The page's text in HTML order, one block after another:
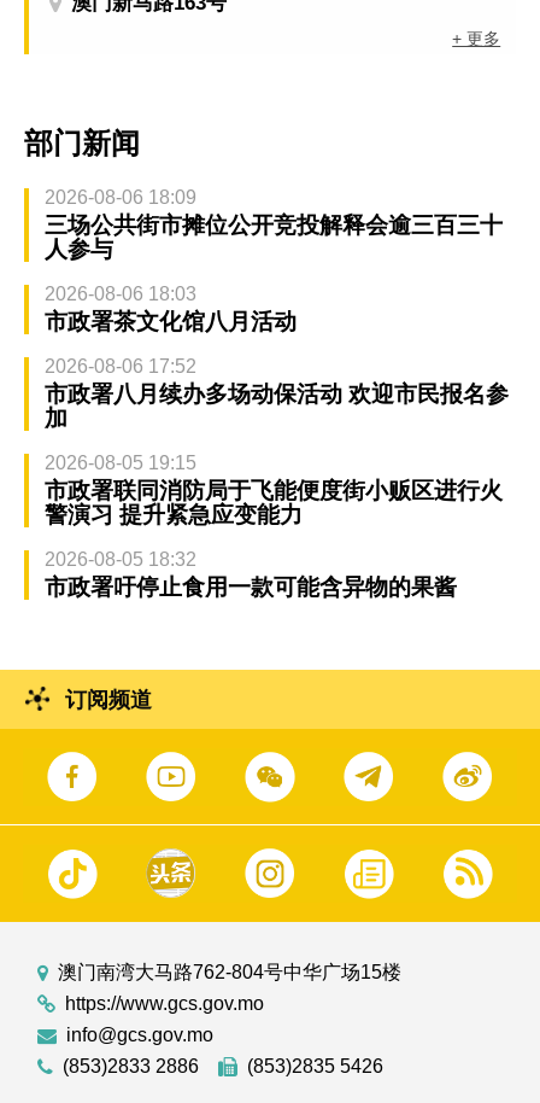
+ 更多
部门新闻
2026-08-06 18:09
三场公共街市摊位公开竞投解释会逾三百三十
人参与
2026-08-06 18:03
市政署茶文化馆八月活动
2026-08-06 17:52
市政署八月续办多场动保活动 欢迎市民报名参
加
2026-08-05 19:15
市政署联同消防局于飞能便度街小贩区进行火
警演习 提升紧急应变能力
2026-08-05 18:32
市政署吁停止食用一款可能含异物的果酱
订阅频道
澳门南湾大马路762-804号中华广场15楼
https://www.gcs.gov.mo
info@gcs.gov.mo
(853)2833 2886
(853)2835 5426